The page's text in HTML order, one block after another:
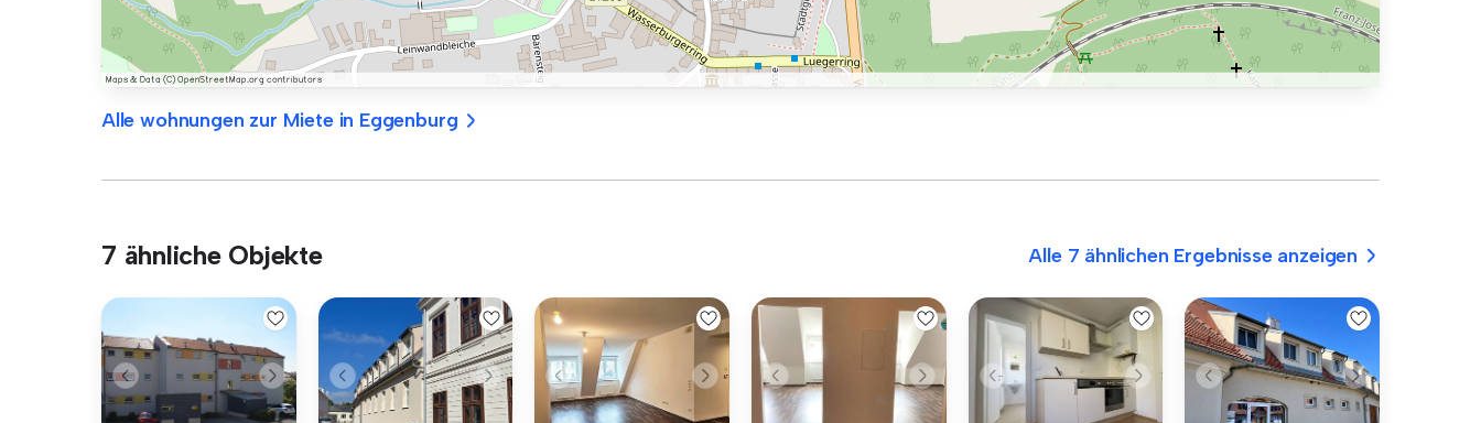
Alle wohnungen zur Miete in Eggenburg
7 ähnliche Objekte Alle 7 ähnlichen Ergebnisse anzeigen